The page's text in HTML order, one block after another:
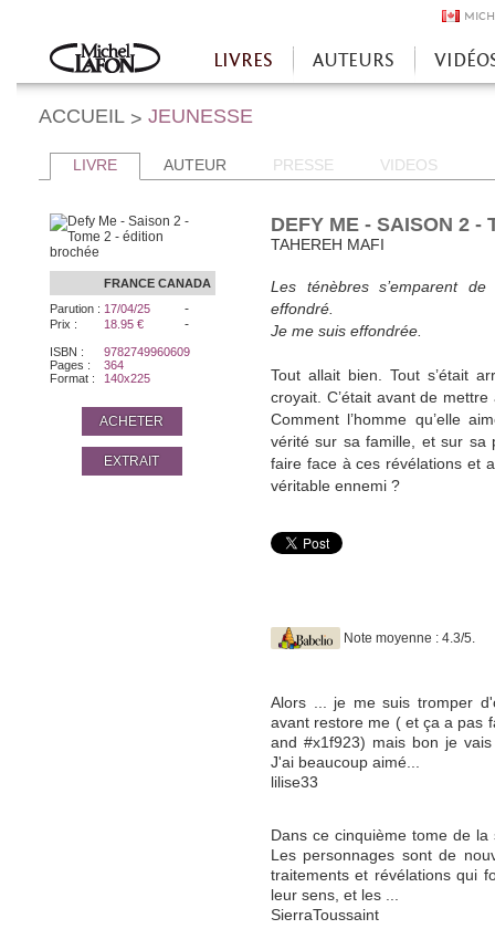
Accueil
LIVRES AUTEURS
ACCUEIL > JEUNESSE
LIVRE AUTEUR PRESSE VIDEOS
FRANCE CANADA
Parution : 17/04/25 -
Prix : 18.95 € -
ISBN :
9782749960609
Pages :
364
Format :
140x225
ACHETER
EXTRAIT
DEFY ME - SAISON 2 -
TAHEREH MAFI
Les ténèbres s’emparent
effondré.
Je me suis effondrée.
Tout allait bien. Tout s’était
croyait. C’était avant de
Comment l’homme qu’elle
vérité sur sa famille, et sur sa
faire face à ces révélations et
véritable ennemi ?
Note moyenne : 4.3/5.
Alors ... je me suis tromper
avant restore me ( et ça a pas
and #x1f923) mais bon je
J'ai beaucoup aimé...
lilise33
Dans ce cinquième tome de
Les personnages sont de
traitements et révélations qui
leur sens, et les ...
SierraToussaint